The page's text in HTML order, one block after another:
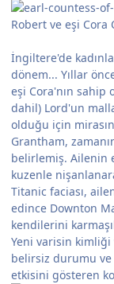
Robert ve eşi Cora
İngiltere'de
dönem... Yıllar
eşi Cora'nın sahip
dahil) Lord'un
olduğu için
Grantham,
belirlemiş. Ailenin
kuzenle
Titanic faciası,
edince Downton
kendilerini
Yeni varisin
belirsiz durumu ve
etkisini gösteren